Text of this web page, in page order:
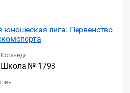
юношеская лига: Первенство
Команда
Школа № 1793